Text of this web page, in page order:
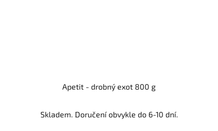
Apetit - drobný exot 800 g
Skladem. Doručení obvykle do 6-10 dní.